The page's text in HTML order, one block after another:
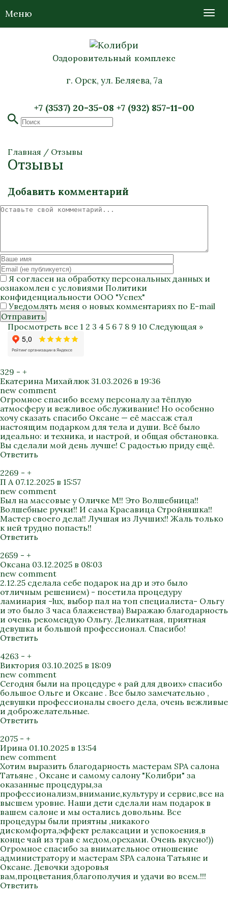
Оздоровительный комплекс
г. Орск, ул. Беляева, 7а
+7 (3537) 20-35-08 +7 (932) 857-11-00
Меню
Главная / Отзывы
Отзывы
Добавить комментарий
Я согласен на обработку персональных данныхи
ознакомлен с условиями Политики
конфиденциальности ООО "Успех"
Уведомлять меня о новых комментариях по E-mail
Отправить
Просмотреть все 1 2 3 4 5 6 7 8 9 10 Следующая »
329 - +
Екатерина Михайлюк 31.03.2026 в 19:36
new comment
Огромное спасибо всему персоналу за тёплую
атмосферу и вежливое обслуживание! Но особенно
хочу сказать спасибо Оксане — её массаж стал
настоящим подарком для тела и души. Всё было
идеально: и техника, и настрой, и общая обстановка.
Вы сделали мой день лучше! С радостью приду ещё.
Ответить
2269 - +
П А 07.12.2025 в 15:57
new comment
Был на массовые у Оличке М!! Это Волшебница!!
Волшебные ручки!! И сама Красавица Стройняшка!!
Мастер своего дела!! Лучшая из Лучших!! Жаль только
к ней трудно попасть!!
Ответить
2659 - +
Оксана 03.12.2025 в 08:03
new comment
2.12.25 сделала себе подарок на др и это было
отличным решением) - посетила процедуру
ламинария -lux, выбор пал на топ специалиста- Ольгу
и это было 3 часа блаженства) Выражаю благодарность
и очень рекомендую Ольгу. Деликатная, приятная
девушка и большой профессионал. Спасибо!
Ответить
4263 - +
Виктория 03.10.2025 в 18:09
new comment
Сегодня были на процедуре « рай для двоих» спасибо
большое Ольге и Оксане . Все было замечательно ,
девушки профессионалы своего дела, очень вежливые
и доброжелательные.
Ответить
2075 - +
Ирина 01.10.2025 в 13:54
new comment
Хотим выразить благодарность мастерам SPA салона
Татьяне , Оксане и самому салону "Колибри" за
оказанные процедуры,за
профессионализм,внимание,культуру и сервис,все на
высшем уровне. Наши дети сделали нам подарок в
вашем салоне и мы остались довольны. Все
процедуры были приятны ,никакого
дискомфорта,эффект релаксации и успокоения,в
конце чай из трав с медом,орехами. Очень вкусно!))
Огромное спасибо за внимательное отношение
администратору и мастерам SPA салона Татьяне и
Оксане. Девочки здоровья
вам,процветания,благополучия и удачи во всем.!!!
Ответить